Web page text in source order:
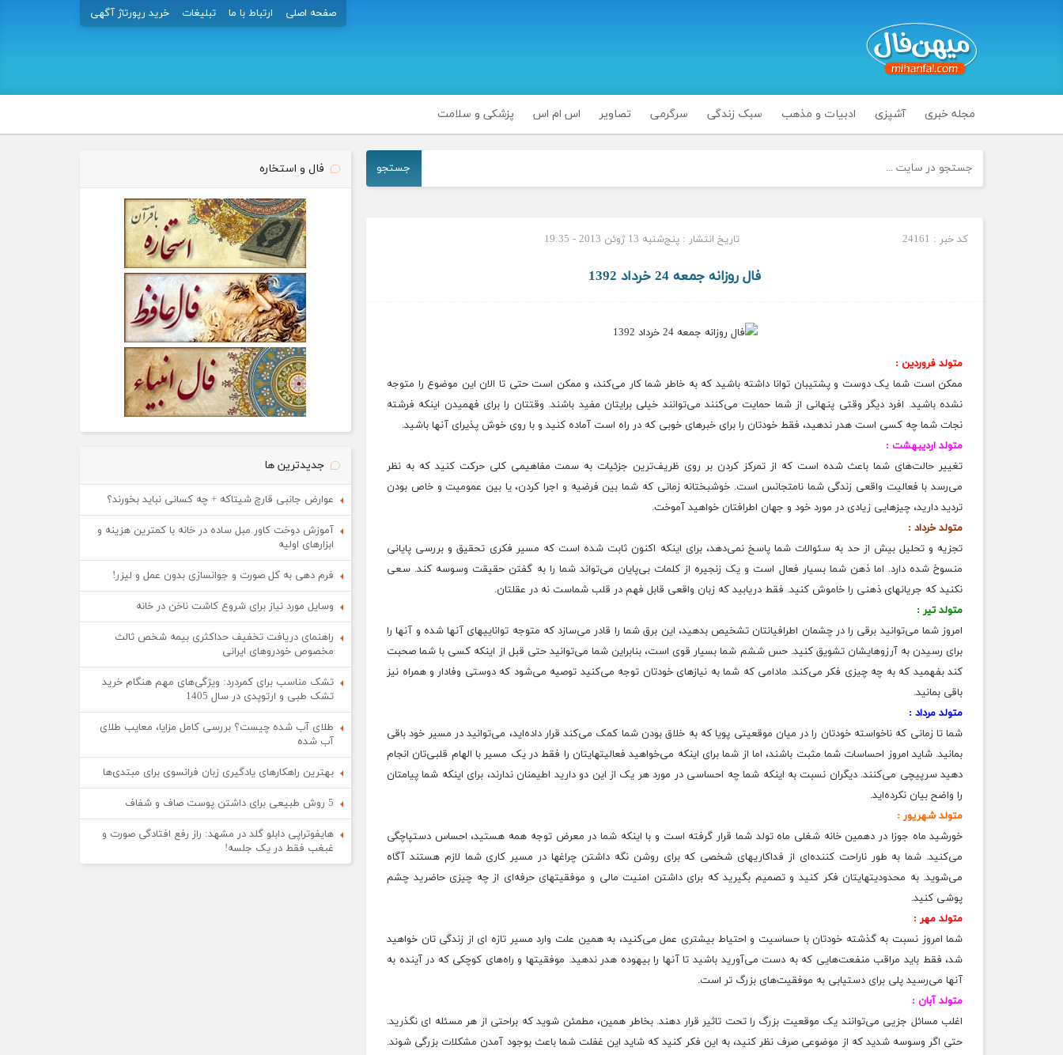
صفحه اصلی ارتباط با ما تبلیغات خرید رپورتاژ آگهی
مجله خبری آشپزی ادبیات و مذهب سبک زندگی سرگرمی تصاویر اس ام اس پزشکی و سلامت
جستجو
کد خبر : 24161 تاریخ انتشار : پنج‌شنبه 13 ژوئن 2013 - 19:35
فال روزانه جمعه 24 خرداد 1392
متولد فروردین :
ممکن است شما یک دوست و پشتیبان توانا داشته باشید که به خاطر شما کار می‌کند، و ممکن است حتی تا الان این موضوع را متوجه
نشده باشید. افرد دیگر وقتی پنهانی از شما حمایت می‌کنند می‌توانند خیلی برایتان مفید باشند. وقتتان را برای فهمیدن اینکه فرشته
نجات شما چه کسی است هدر ندهید، فقط خودتان را برای خبرهای خوبی که در راه است آماده کنید و با روی خوش پذیرای آنها باشید.
متولد اردیبهشت :
تغییر حالت‌های شما باعث شده است که از تمرکز کردن بر روی ظریف‌ترین جزئیات به سمت مفاهیمی کلی حرکت کنید که به نظر
می‌رسد با فعالیت واقعی زندگی شما نامتجانس است. خوشبختانه زمانی که شما بین فرضیه و اجرا کردن، یا بین عمومیت و خاص بودن
تردید دارید، چیزهایی زیادی در مورد خود و جهان اطرافتان خواهید آموخت.
متولد خرداد :
تجزیه و تحلیل بیش از حد به سئوالات شما پاسخ نمی‌دهد، برای اینکه اکنون ثابت شده است که مسیر فکری تحقیق و بررسی پایانی
منسوخ شده دارد. اما ذهن شما بسیار فعال است و یک زنجیره از کلمات بی‌پایان می‌تواند شما را به گفتن حقیقت وسوسه کند. سعی
نکنید که جریانهای ذهنی را خاموش کنید. فقط دریابید که زبان واقعی قابل فهم در قلب شماست نه در عقلتان.
متولد تیر :
امروز شما می‌توانید برقی را در چشمان اطرافیانتان تشخیص بدهید، این برق شما را قادر می‌سازد که متوجه تواناییهای آنها شده و آنها را
برای رسیدن به آرزوهایشان تشویق کنید. حس ششم شما بسیار قوی است، بنابراین شما می‌توانید حتی قبل از اینکه کسی با شما صحبت
کند بفهمید که به چه چیزی فکر می‌کند. مادامی که شما به نیازهای خودتان توجه می‌کنید توصیه می‌شود که دوستی وفادار و همراه نیز
باقی بمانید.
متولد مرداد :
شما تا زمانی که ناخواسته خودتان را در میان موقعیتی پویا که به خلاق بودن شما کمک می‌کند قرار داده‌اید، می‌توانید در مسیر خود باقی
بمانید. شاید امروز احساسات شما مثبت باشند، اما از شما برای اینکه می‌خواهید فعالیتهایتان را فقط در یک مسیر با الهام قلبی‌تان انجام
دهید سرپیچی می‌کنند. دیگران نسبت به اینکه شما چه احساسی در مورد هر یک از این دو دارید اطیمنان ندارند، برای اینکه شما پیامتان
را واضح بیان نکرده‌اید.
متولد شهریور :
خورشید ماه جوزا در دهمین خانه شغلی ماه تولد شما قرار گرفته است و با اینکه شما در معرض توجه همه هستید، احساس دستپاچگی
می‌کنید. شما به طور ناراحت کننده‌ای از فداکاریهای شخصی که برای روشن نگه داشتن چراغها در مسیر کاری شما لازم هستند آگاه
می‌شوید. به محدودیتهایتان فکر کنید و تصمیم بگیرید که برای داشتن امنیت مالی و موفقیتهای حرفه‌ای از چه چیزی حاضرید چشم
پوشی کنید.
متولد مهر :
شما امروز نسبت به گذشته خودتان با حساسیت و احتیاط بیشتری عمل می‌کنید، به همین علت وارد مسیر تازه ای از زندگی تان خواهید
شد، فقط باید مراقب منفعت‌هایی که به دست می‌آورید باشید تا آنها را بیهوده هدر ندهید. موفقیتها و راه‌های کوچکی که در آینده به
آنها می‌رسید پلی برای دستیابی به موفقیت‌های بزرگ تر است.
متولد آبان :
اغلب مسائل جزیی می‌توانند یک موقعیت بزرگ را تحت تاثیر قرار دهند. بخاطر همین، مطمئن شوید که براحتی از هر مسئله ای نگذرید.
حتی اگر وسوسه شدید که از موضوعی صرف نظر کنید، به این فکر کنید که شاید این غفلت شما باعث بوجود آمدن مشکلات بزرگی شوند.
فال و استخاره
جدیدترین ها
عوارض جانبی قارچ شیتاکه + چه کسانی نباید بخورند؟
آموزش دوخت کاور مبل ساده در خانه با کمترین هزینه و
ابزارهای اولیه
فرم دهی به کل صورت و جوانسازی بدون عمل و لیزر!
وسایل مورد نیاز برای شروع کاشت ناخن در خانه
راهنمای دریافت تخفیف حداکثری بیمه شخص ثالث
مخصوص خودروهای ایرانی
تشک مناسب برای کمردرد: ویژگی‌های مهم هنگام خرید
تشک طبی و ارتوپدی در سال 1405
طلای آب شده چیست؟ بررسی کامل مزایا، معایب طلای
آب شده
بهترین راهکارهای یادگیری زبان فرانسوی برای مبتدی‌ها
5 روش طبیعی برای داشتن پوست صاف و شفاف
هایفوتراپی دابلو گلد در مشهد: راز رفع افتادگی صورت و
غبغب فقط در یک جلسه!